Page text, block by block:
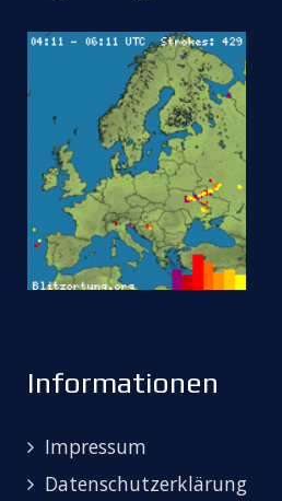
Informationen
Impressum
Datenschutzerklärung